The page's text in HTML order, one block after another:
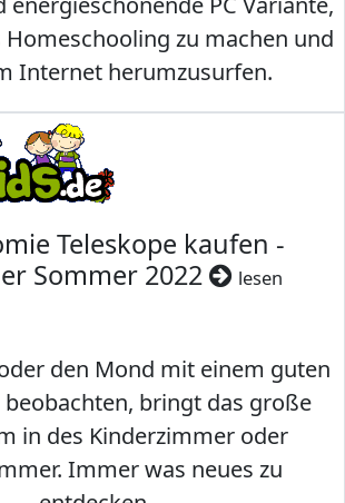
zu machen und
Internet herumzusurfen.
Teleskope kaufen -
Sommer 2022
lesen
den Mond mit einem guten
beobachten, bringt das große
in des Kinderzimmer oder
Immer was neues zu